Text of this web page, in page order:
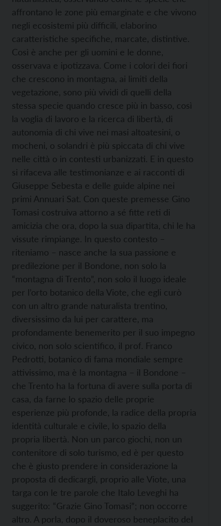
affrontano le zone più emarginate e che vivono
negli ecosistemi più difficili, elaborino
caratteristiche specifiche, marcate, distintive.
Così è anche per gli uomini e le donne,
osservava e ipotizzava. Come i colori dei fiori
che crescono in montagna, ai limiti della
vegetazione, sono più vividi di quelli della
stessa specie quando cresce più in basso, così
la voglia di lavoro e la ricerca di libertà, di
autonomia di chi vive nei masi altoatesini, o
mocheni, o solandri è più spiccata di chi vive
nelle città o in contesti urbanizzati. E in questo
si rifaceva alle testimonianze e ai racconti di
Giuseppe Sebesta e delle guide alpine nei
primi Annuari Sat. Con queste premesse Gino
Tomasi costruiva attorno a sé fitte reti di
amicizia che ora, dopo la sua dipartita, chi le ha
vissute rimpiange. In questo contesto –
riteniamo – nasce anche la sua passione e
predilezione per il Bondone, non solo la
“montagna di Trento”, non solo il luogo ideale
per l’orto botanico della Viote, che egli curò
con un altro grande naturalista trentino,
diversissimo da lui per carattere, ma
profondamente benemerito per il suo impegno
civico, non solo scientifico, il prof. Franco
Pedrotti, botanico di fama mondiale sempre
attivissimo, ma è la montagna – il Bondone –
che Trento ha la fortuna di avere sulla porta di
casa, da farne lo spazio delle proprie
esperienze più profonde, la radice della propria
identità culturale e civile, lo spazio della
propria libertà. Non un parco giochi, non un
contenitore di solo turismo, ed è per questo
che è giusto prendere in considerazione la
proposta di dedicargli, proprio alle Viote, una
targa con le tre parole che Italo Leveghi ha
suggerito: “Grazie Gino Tomasi”; non occorre
altro. A porla, dopo il doveroso beneplacito del